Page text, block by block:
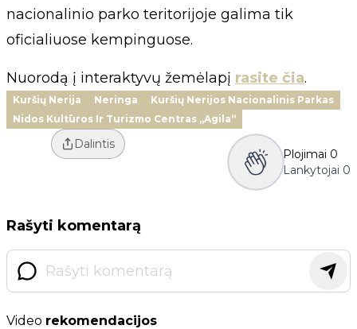
nacionalinio parko teritorijoje galima tik
oficialiuose kempinguose.
Nuorodą į interaktyvų žemėlapį rasite čia.
Kuršių Nerija Neringa
Kuršių Nerijos Nacionalinis Parkas
Nidos Kultūros Ir Turizmo Centras „Agila“
Dalintis
Plojimai 0
Lankytojai 0
Rašyti komentarą
Video rekomendacijos